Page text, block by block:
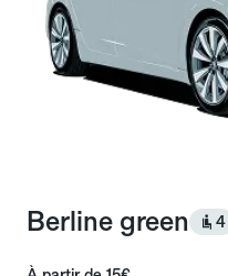
Berline green 4